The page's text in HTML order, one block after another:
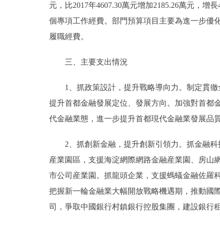
元，比2017年4607.30萬元增加2185.26萬元，增
個專項工作經費。部門預算項目主要為進一步優
履職經費。
三、主要支出情況
1、抓政策設計，提升戰略導向力。制定貫徹
提升首都金融發展定位、發展方向。加強對首都
代金融業態，進一步提升首都現代金融業發展品
2、抓創新金融，提升創新引領力。抓金融科
産業園區，支援海淀網際網路金融産業園、房山
市公司産業園。抓龍頭企業，支援螞蟻金融佐羅
把握新一輪金融業大幅開放戰略機遇期，推動國
司，爭取中國銀行村鎮銀行控股集團，建設銀行